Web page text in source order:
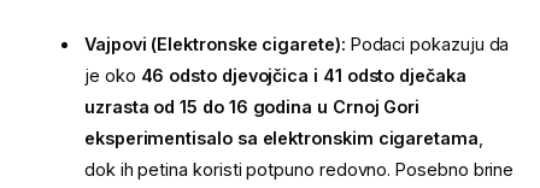
Vajpovi (Elektronske cigarete): Podaci pokazuju da
je oko 46 odsto djevojčica i 41 odsto dječaka
uzrasta od 15 do 16 godina u Crnoj Gori
eksperimentisalo sa elektronskim cigaretama
dok ih petina koristi potpuno redovno. Posebno brine